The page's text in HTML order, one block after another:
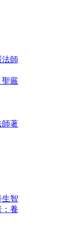
師
嚴
著
智
養